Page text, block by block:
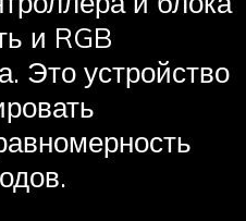
и RGB
Это устройство